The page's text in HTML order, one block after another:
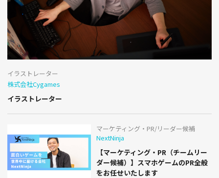
イラストレーター
株式会社Cygames
イラストレーター
マーケティング・PR/リーダー候補
NextNinja
【マーケティング・PR（チームリー
ダー候補）】スマホゲームのPR全般
をお任せいたします